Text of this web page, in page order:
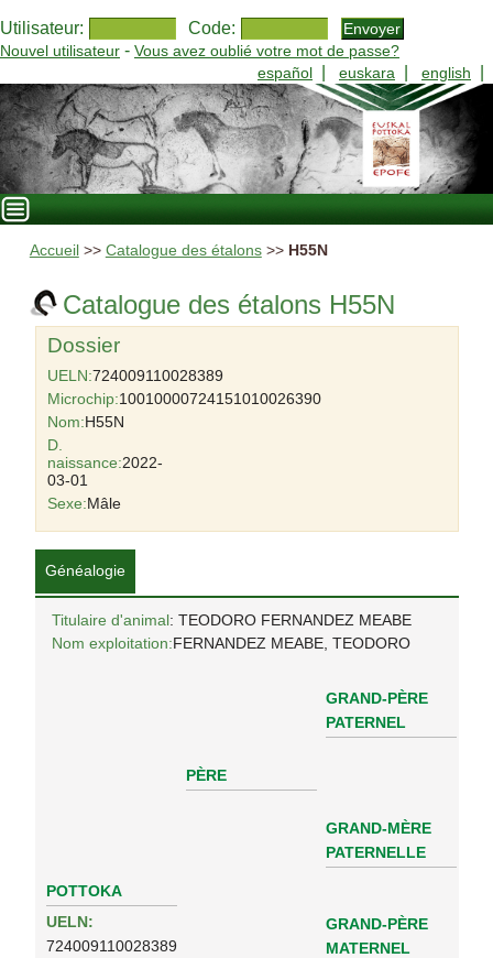
Utilisateur: Code:
Nouvel utilisateur - Vous avez oublié votre mot de passe?
español
euskara english
Accueil >> Catalogue des étalons>> H55N
Catalogue des étalons H55N
Dossier
UELN:724009110028389
Microchip:10010000724151010026390
Nom:H55N
D.
naissance:2022-
03-01
Sexe:Mâle
Généalogie
Titulaire d'animal: TEODORO FERNANDEZ MEABE
Nom exploitation:FERNANDEZ MEABE, TEODORO
POTTOKA
UELN:
724009110028389
PÈRE
GRAND-PÈRE
PATERNEL
GRAND-MÈRE
PATERNELLE
GRAND-PÈRE
MATERNEL